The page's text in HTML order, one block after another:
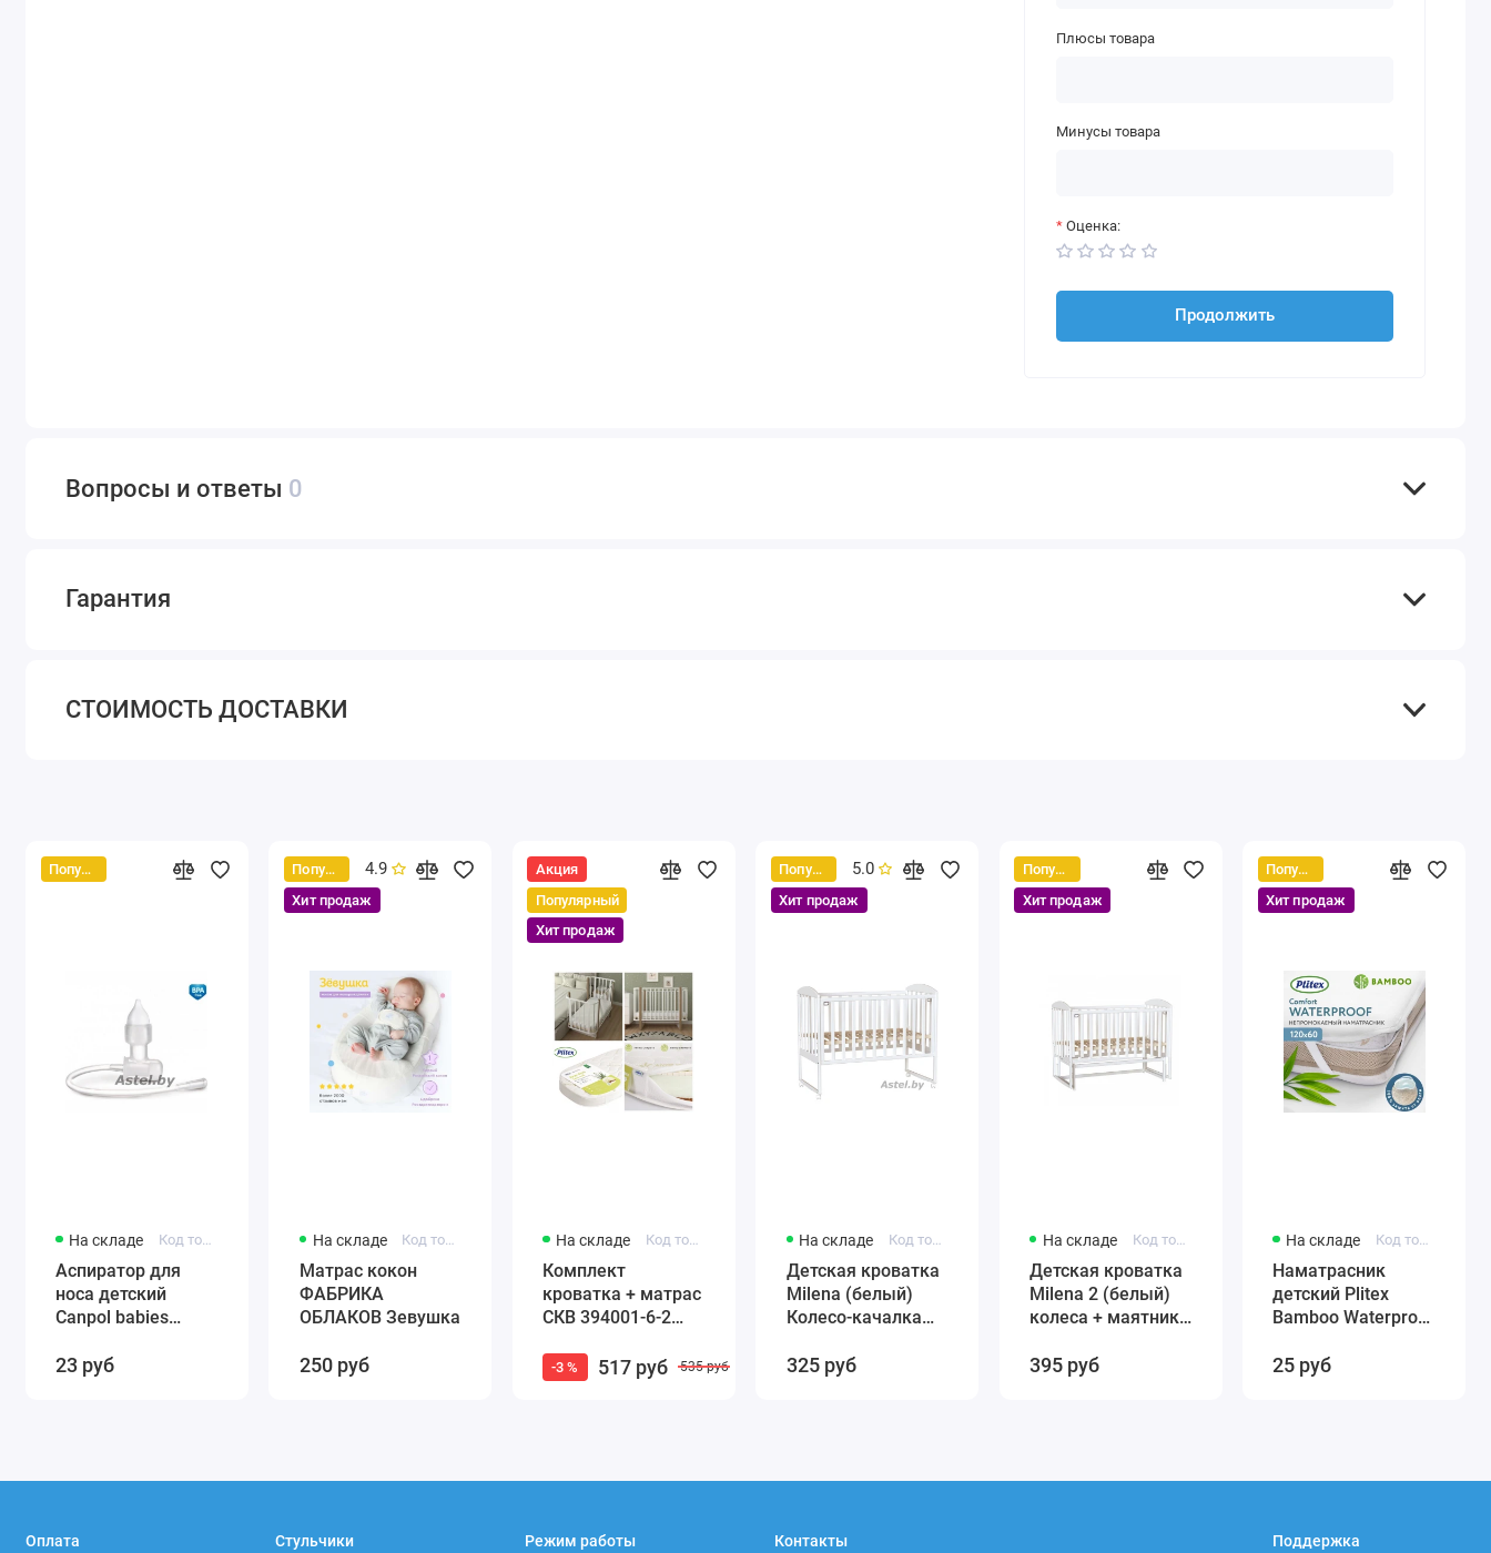
Плюсы товара
Минусы товара
Оценка:
Продолжить
Вопросы и ответы 0
Гарантия
СТОИМОСТЬ ДОСТАВКИ
Популярный
На складе Код товара: 56/007
Аспиратор для
носа детский
Canpol babies
56/007
23 руб
Популярный
Хит продаж
4.9
На складе Код товара: 0001
Матрас кокон
ФАБРИКА
ОБЛАКОВ Зевушка
250 руб
Акция
Популярный
Хит продаж
На складе Код товара: 4650259584965
Комплект
кроватка + матрас
СКВ 394001-6-2
бук (закругленные
края)
-3 % 517 руб 535 руб
Популярный
Хит продаж
5.0
На складе Код товара: F002-01
Детская кроватка
Milena (белый)
Колесо-качалка
быстросъемная
325 руб
Популярный
Хит продаж
На складе Код товара: 431384246-12321
Детская кроватка
Milena 2 (белый)
колеса + маятник
быстросъемная
395 руб
Популярный
Хит продаж
На складе Код товара: 4811599005859
Наматрасник
детский Plitex
Bamboo Waterproof
арт. НН-02.1
25 руб
Оплата Стульчики Режим работы Контакты Поддержка